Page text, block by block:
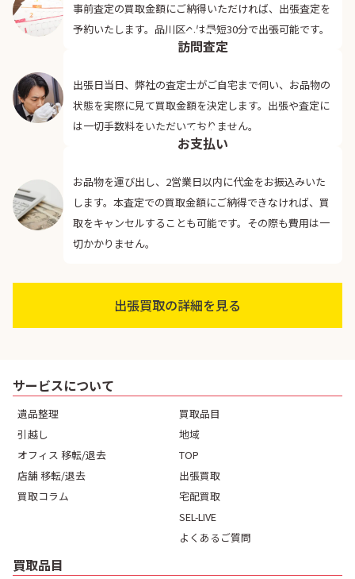
事前査定の買取金額にご納得いただければ、出張査定を
予約いたします。品川区へは最短30分で出張可能です。
03
訪問査定
出張日当日、弊社の査定士がご自宅まで伺い、お品物の
状態を実際に見て買取金額を決定します。出張や査定に
は一切手数料をいただいておりません。
04
お支払い
お品物を運び出し、2営業日以内に代金をお振込みいた
します。本査定での買取金額にご納得できなければ、買
取をキャンセルすることも可能です。その際も費用は一
切かかりません。
出張買取の詳細を見る
サービスについて
遺品整理
引越し
オフィス 移転/退去
店舗 移転/退去
買取コラム
買取品目
地域
TOP
出張買取
宅配買取
SEL-LIVE
よくあるご質問
買取品目